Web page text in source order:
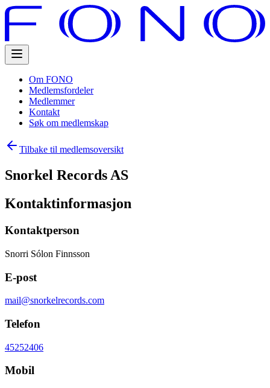
Om FONO
Medlemsfordeler
Medlemmer
Kontakt
Søk om medlemskap
Tilbake til medlemsoversikt
Snorkel Records AS
Kontaktinformasjon
Kontaktperson
Snorri Sólon Finnsson
E-post
mail@snorkelrecords.com
Telefon
45252406
Mobil